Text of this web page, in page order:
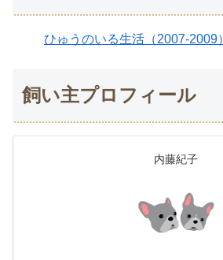
ひゅうのいる生活（2007-2009）
飼い主プロフィール
内藤紀子